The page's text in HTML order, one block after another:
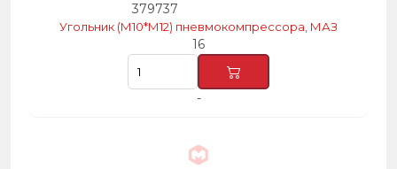
379737
Угольник (М10*М12) пневмокомпрессора, МАЗ
16
-